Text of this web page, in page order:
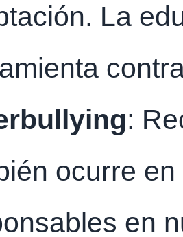
La
:
ocurre
en